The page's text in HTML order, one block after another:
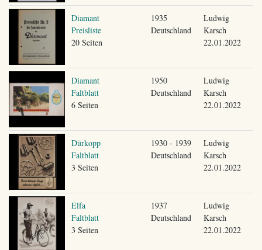
Diamant
Preisliste
20 Seiten
1935
Deutschland
Ludwig
Karsch
22.01.2022
Diamant
Faltblatt
6 Seiten
1950
Deutschland
Ludwig
Karsch
22.01.2022
Dürkopp
Faltblatt
3 Seiten
1930 - 1939
Deutschland
Ludwig
Karsch
22.01.2022
Elfa
Faltblatt
3 Seiten
1937
Deutschland
Ludwig
Karsch
22.01.2022